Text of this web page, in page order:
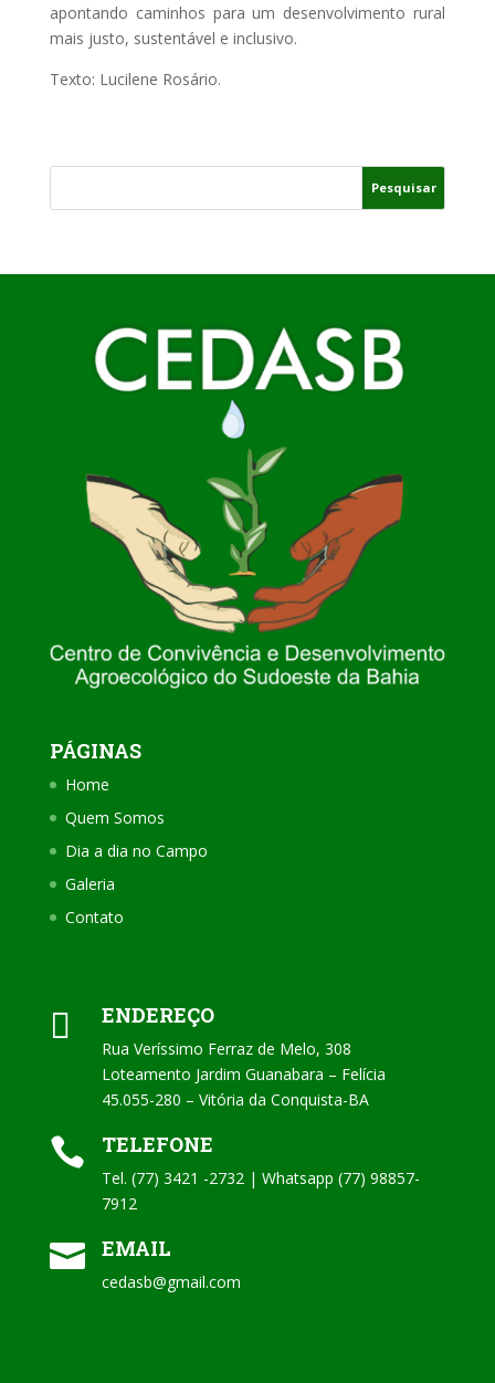
apontando caminhos para um desenvolvimento rural
mais justo, sustentável e inclusivo.
Texto: Lucilene Rosário.
PÁGINAS
Home
Quem Somos
Dia a dia no Campo
Galeria
Contato
 ENDEREÇO
Rua Veríssimo Ferraz de Melo, 308
Loteamento Jardim Guanabara – Felícia
45.055-280 – Vitória da Conquista-BA
 TELEFONE
Tel. (77) 3421 -2732 | Whatsapp (77) 98857-
7912
 EMAIL
cedasb@gmail.com